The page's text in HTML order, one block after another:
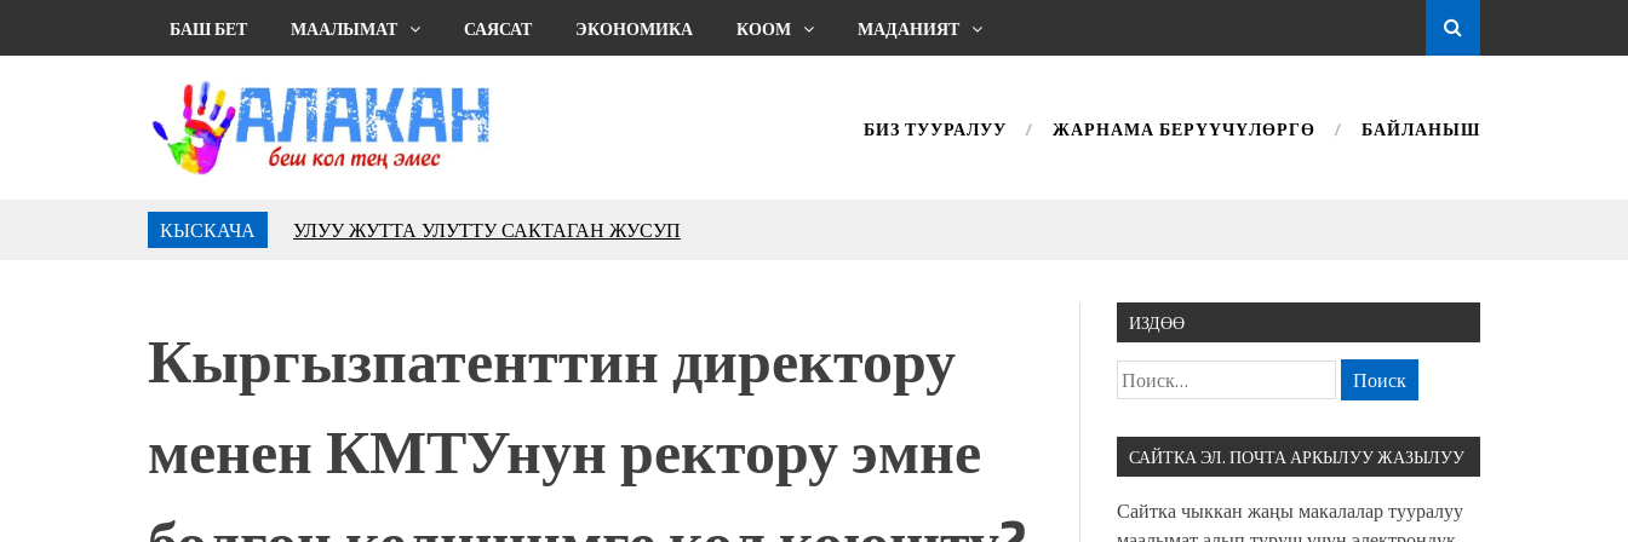
БАШ БЕТ МААЛЫМАТ САЯСАТ ЭКОНОМИКА КООМ МАДАНИЯТ
БИЗ ТУУРАЛУУ ЖАРНАМА БЕРҮҮЧҮЛӨРГӨ БАЙЛАНЫШ
КЫСКАЧА
УЛУУ ЖУТТА УЛУТТУ САКТАГАН ЖУСУП
президенти болуп шайланышым сыймык жана чоң
Садыр ЖАПАРОВ: “Айтматовдой адабият алпы чыгыш
үчүн, улуу көч уланышы үчүн журнал сөзсүз керек!”
“Китепкана түнγ-2026”: Психолог Мээрим Мураталиева
Кыргызпатенттин директору
менен КМТУнун ректору эмне
ИЗДӨӨ
САЙТКА ЭЛ. ПОЧТА АРКЫЛУУ ЖАЗЫЛУУ
Сайтка чыккан жаңы макалалар тууралуу